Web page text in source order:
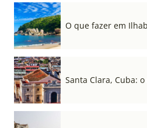
O que fazer em
Santa Clara, Cuba: